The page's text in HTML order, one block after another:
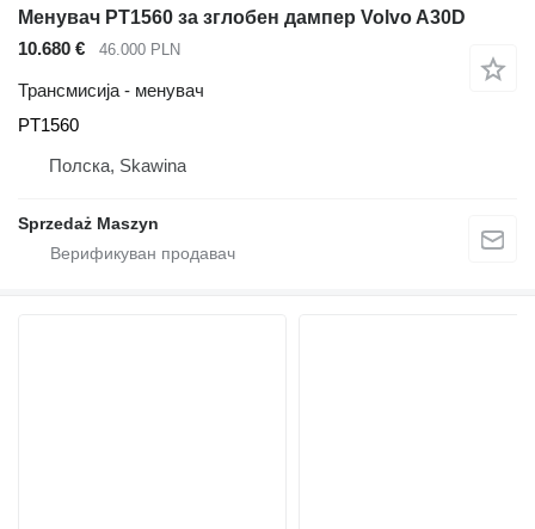
Менувач PT1560 за зглобен дампер Volvo A30D
10.680 €
46.000 PLN
Трансмисија - менувач
PT1560
Полска, Skawina
Sprzedaż Maszyn